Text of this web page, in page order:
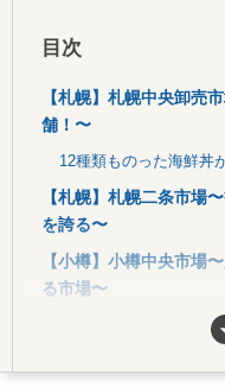
目次
【札幌】札幌中央卸売
舗！〜
12種類ものった海鮮丼
【札幌】札幌二条市場
を誇る〜
【小樽】小樽中央市場
る市場〜
【小樽】小樽三角市場